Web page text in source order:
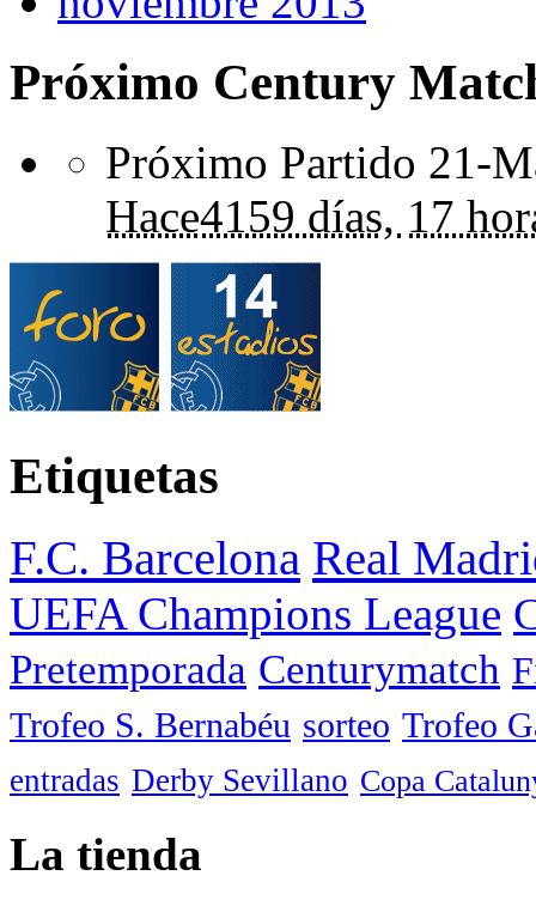
Próximo Century
Próximo Partido 21-
Hace4159 días, 17
Etiquetas
F.C. Barcelona Real
UEFA Champions League
Pretemporada Centurymatch
Trofeo S. Bernabéu sorteo Trofeo
entradas Derby Sevillano Copa
La tienda